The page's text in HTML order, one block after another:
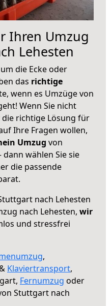
Ihren Umzug
Lehesten
die Ecke oder
das richtige
wenn es Umzüge von
Wenn Sie nicht
richtige Lösung für
Ihre Fragen wollen,
Umzug von
wählen Sie sie
die passende
nach Lehesten
nach Lehesten, wir
und stressfrei
,
Klaviertransport,
Fernumzug oder
Stuttgart nach